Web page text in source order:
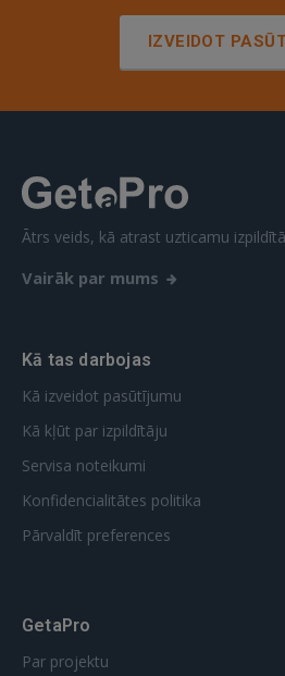
IZVEIDOT
Ātrs veids, kā atrast uzticamu
Vairāk par mums
Kā tas darbojas
Kā izveidot pasūtījumu
Kā kļūt par izpildītāju
Servisa noteikumi
Konfidencialitātes politika
Pārvaldīt preferences
GetaPro
Par projektu